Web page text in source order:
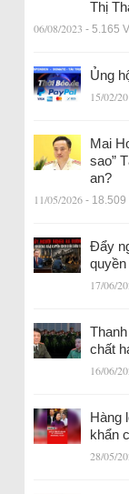
Thị
06/08/2023 - 5.165
Ủng
15/02/
Mai
sao”
an?
11/05/2026 - 18.509
Đẩy
17/06/
chất
16/06/
Hàng
khẩn
28/05/